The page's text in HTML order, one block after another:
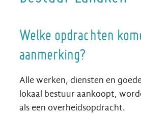
Welke opdrachten
aanmerking?
Alle werken, diensten en
lokaal bestuur aankoopt,
als een overheidsopdracht.